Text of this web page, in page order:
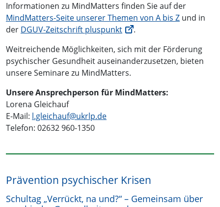
Informationen zu MindMatters finden Sie auf der
MindMatters-Seite unserer Themen von A bis Z und in
der DGUV-Zeitschrift pluspunkt
.
Weitreichende Möglichkeiten, sich mit der Förderung
psychischer Gesundheit auseinanderzusetzen, bieten
unsere Seminare zu MindMatters.
Unsere Ansprechperson für MindMatters:
Lorena Gleichauf
E-Mail: l.gleichauf@ukrlp.de
Telefon: 02632 960-1350
Prävention psychischer Krisen
Schultag „Verrückt, na und?“ – Gemeinsam über